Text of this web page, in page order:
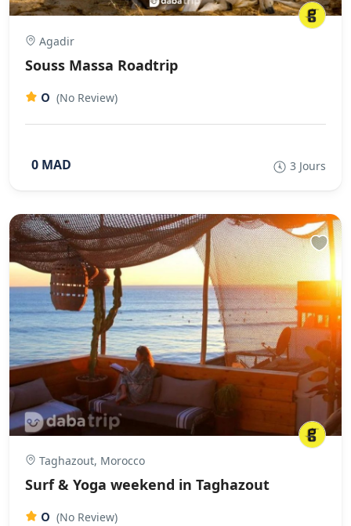
Agadir
Souss Massa Roadtrip
0 (No Review)
0 MAD 3 Jours
Taghazout, Morocco
Surf & Yoga weekend in Taghazout
0 (No Review)